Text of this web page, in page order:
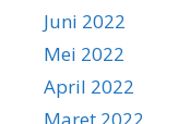
Juni 2022
Mei 2022
April 2022
Maret 2022